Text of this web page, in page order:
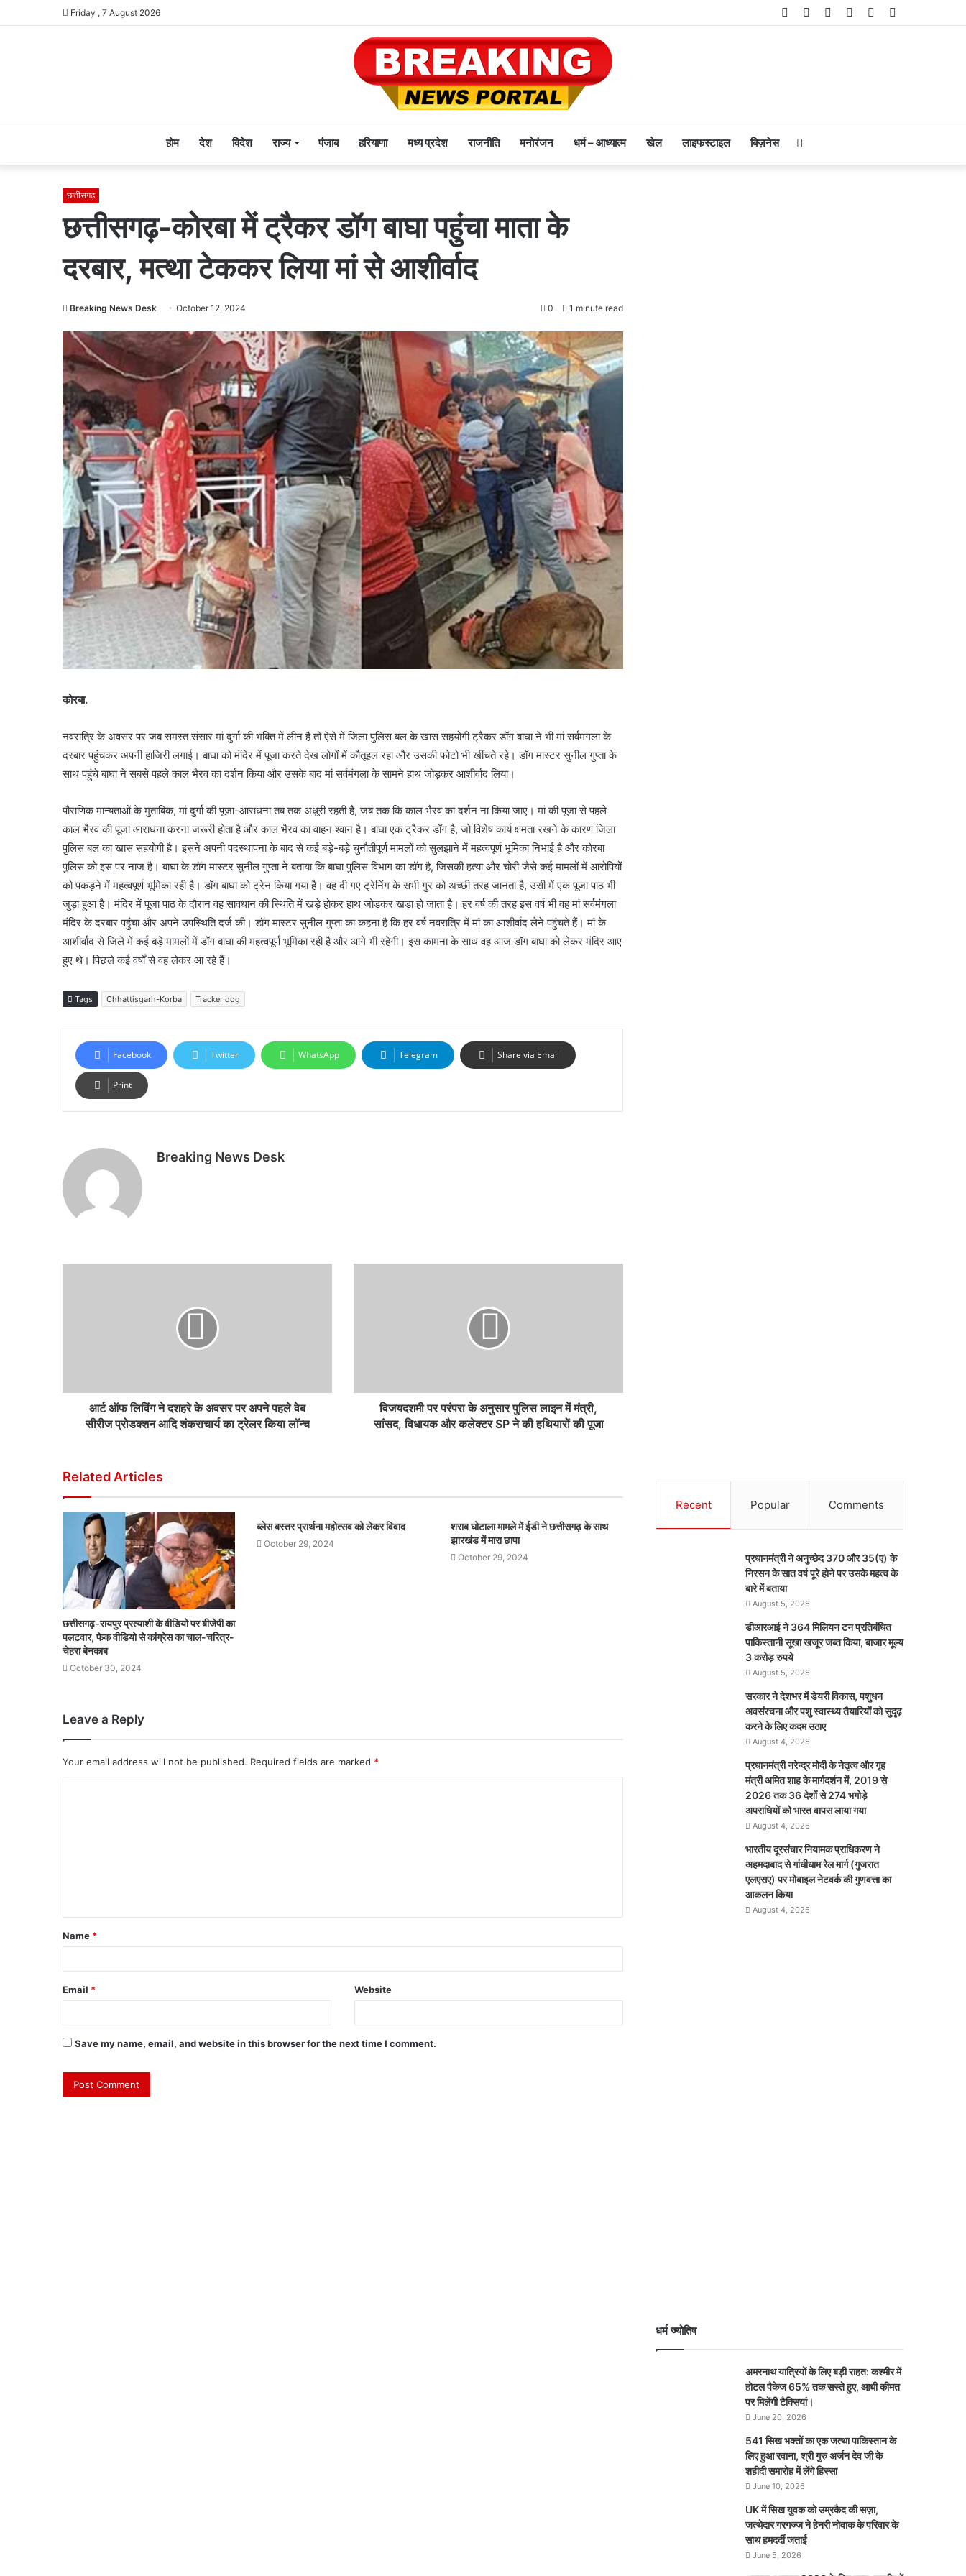
Friday , 7 August 2026 Telegram
Instagram
YouTube
Twitter
Facebook
होम देश विदेश राज्य पंजाब हरियाणा मध्य प्रदेश राजनीति मनोरंजन धर्म – आध्यात्म खेल लाइफस्टाइल बिज़नेस
छत्तीसगढ़
छत्तीसगढ़-कोरबा में ट्रैकर डॉग बाघा पहुंचा माता के
दरबार, मत्था टेककर लिया मां से आशीर्वाद
Breaking News Desk October 12, 2024 0 1 minute read
कोरबा.
नवरात्रि के अवसर पर जब समस्त संसार मां दुर्गा की भक्ति में लीन है तो ऐसे में जिला पुलिस बल के खास सहयोगी ट्रैकर डॉग बाघा ने भी मां सर्वमंगला के
दरबार पहुंचकर अपनी हाजिरी लगाई। बाघा को मंदिर में पूजा करते देख लोगों में कौतूहल रहा और उसकी फोटो भी खींचते रहे। डॉग मास्टर सुनील गुप्ता के
साथ पहुंचे बाघा ने सबसे पहले काल भैरव का दर्शन किया और उसके बाद मां सर्वमंगला के सामने हाथ जोड़कर आशीर्वाद लिया।
पौराणिक मान्यताओं के मुताबिक, मां दुर्गा की पूजा-आराधना तब तक अधूरी रहती है, जब तक कि काल भैरव का दर्शन ना किया जाए। मां की पूजा से पहले
काल भैरव की पूजा आराधना करना जरूरी होता है और काल भैरव का वाहन श्वान है। बाघा एक ट्रैकर डॉग है, जो विशेष कार्य क्षमता रखने के कारण जिला
पुलिस बल का खास सहयोगी है। इसने अपनी पदस्थापना के बाद से कई बड़े-बड़े चुनौतीपूर्ण मामलों को सुलझाने में महत्वपूर्ण भूमिका निभाई है और कोरबा
पुलिस को इस पर नाज है। बाघा के डॉग मास्टर सुनील गुप्ता ने बताया कि बाघा पुलिस विभाग का डॉग है, जिसकी हत्या और चोरी जैसे कई मामलों में आरोपियों
को पकड़ने में महत्वपूर्ण भूमिका रही है। डॉग बाघा को ट्रेन किया गया है। वह दी गए ट्रेनिंग के सभी गुर को अच्छी तरह जानता है, उसी में एक पूजा पाठ भी
जुड़ा हुआ है। मंदिर में पूजा पाठ के दौरान वह सावधान की स्थिति में खड़े होकर हाथ जोड़कर खड़ा हो जाता है। हर वर्ष की तरह इस वर्ष भी वह मां सर्वमंगला
मंदिर के दरबार पहुंचा और अपने उपस्थिति दर्ज की। डॉग मास्टर सुनील गुप्ता का कहना है कि हर वर्ष नवरात्रि में मां का आशीर्वाद लेने पहुंचते हैं। मां के
आशीर्वाद से जिले में कई बड़े मामलों में डॉग बाघा की महत्वपूर्ण भूमिका रही है और आगे भी रहेगी। इस कामना के साथ वह आज डॉग बाघा को लेकर मंदिर आए
हुए थे। पिछले कई वर्षों से वह लेकर आ रहे हैं।
Tags Chhattisgarh-Korba Tracker dog
Facebook Twitter WhatsApp Telegram Share via Email
Print
Breaking News Desk
आर्ट ऑफ लिविंग ने दशहरे के अवसर पर अपने पहले वेब
सीरीज प्रोडक्शन आदि शंकराचार्य का ट्रेलर किया लॉन्च
विजयदशमी पर परंपरा के अनुसार पुलिस लाइन में मंत्री,
सांसद, विधायक और कलेक्टर SP ने की हथियारों की पूजा
Related Articles
छत्तीसगढ़-रायपुर प्रत्याशी के वीडियो पर बीजेपी का
पलटवार, फेक वीडियो से कांग्रेस का चाल-चरित्र-
चेहरा बेनकाब
October 30, 2024
ब्लेस बस्तर प्रार्थना महोत्सव को लेकर विवाद
October 29, 2024
शराब घोटाला मामले में ईडी ने छत्तीसगढ़ के साथ
झारखंड में मारा छापा
October 29, 2024
Leave a Reply
Your email address will not be published. Required fields are marked *
Name *
Email * Website
Save my name, email, and website in this browser for the next time I comment.
Recent Popular Comments
प्रधानमंत्री ने अनुच्छेद 370 और 35(ए) के
निरसन के सात वर्ष पूरे होने पर उसके महत्व के
बारे में बताया
August 5, 2026
डीआरआई ने 364 मिलियन टन प्रतिबंधित
पाकिस्तानी सूखा खजूर जब्त किया, बाजार मूल्य
3 करोड़ रुपये
August 5, 2026
सरकार ने देशभर में डेयरी विकास, पशुधन
अवसंरचना और पशु स्वास्थ्य तैयारियों को सुदृढ़
करने के लिए कदम उठाए
August 4, 2026
प्रधानमंत्री नरेन्द्र मोदी के नेतृत्व और गृह
मंत्री अमित शाह के मार्गदर्शन में, 2019 से
2026 तक 36 देशों से 274 भगोड़े
अपराधियों को भारत वापस लाया गया
August 4, 2026
भारतीय दूरसंचार नियामक प्राधिकरण ने
अहमदाबाद से गांधीधाम रेल मार्ग (गुजरात
एलएसए) पर मोबाइल नेटवर्क की गुणवत्ता का
आकलन किया
August 4, 2026
धर्म ज्योतिष
अमरनाथ यात्रियों के लिए बड़ी राहत: कश्मीर में
होटल पैकेज 65% तक सस्ते हुए, आधी कीमत
पर मिलेंगी टैक्सियां।
June 20, 2026
541 सिख भक्तों का एक जत्था पाकिस्तान के
लिए हुआ रवाना, श्री गुरु अर्जन देव जी के
शहीदी समारोह में लेंगे हिस्सा
June 10, 2026
UK में सिख युवक को उम्रकैद की सज़ा,
जत्थेदार गरगज्ज ने हेनरी नोवाक के परिवार के
साथ हमदर्दी जताई
June 5, 2026